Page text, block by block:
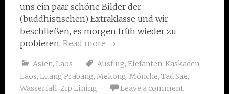
uns ein paar schöne Bilder der
(buddhistischen) Extraklasse und wir
beschließen, es morgen früh wieder zu
probieren. Read more →
Asien, Laos Ausflug, Elefanten, Kaskaden,
Laos, Luang Prabang, Mekong, Mönche, Tad Sae,
Wasserfall, Zip Lining Leave a comment